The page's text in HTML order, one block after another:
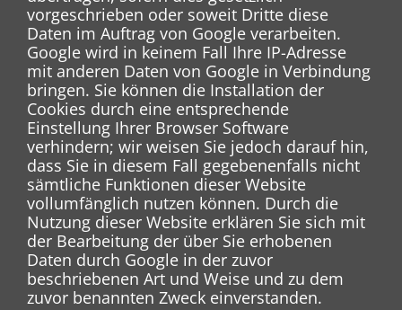
vorgeschrieben oder soweit Dritte diese
Daten im Auftrag von Google verarbeiten.
Google wird in keinem Fall Ihre IP-Adresse
mit anderen Daten von Google in Verbindung
bringen. Sie können die Installation der
Cookies durch eine entsprechende
Einstellung Ihrer Browser Software
verhindern; wir weisen Sie jedoch darauf hin,
dass Sie in diesem Fall gegebenenfalls nicht
sämtliche Funktionen dieser Website
vollumfänglich nutzen können. Durch die
Nutzung dieser Website erklären Sie sich mit
der Bearbeitung der über Sie erhobenen
Daten durch Google in der zuvor
beschriebenen Art und Weise und zu dem
zuvor benannten Zweck einverstanden.